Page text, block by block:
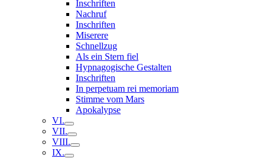
Inschriften
Nachruf
Inschriften
Miserere
Schnellzug
Als ein Stern fiel
Hypnagogische Gestalten
Inschriften
In perpetuam rei memoriam
Stimme vom Mars
Apokalypse
VI.
VII.
VIII.
IX.